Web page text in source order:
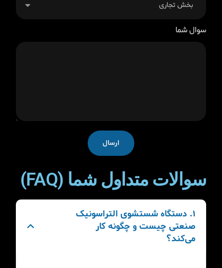
سوال شما
ارسال
سوالات متداول شما (FAQ)
۱. دستگاه شستشوی التراسونیک
صنعتی چیست و چگونه کار
می‌کند؟